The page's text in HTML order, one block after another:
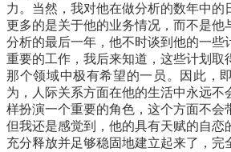
力。当然，我对他在做分析的数年中的
更多的是关于他的业务情况，而不是他
分析的最后一年，他不时谈到他的一些
重要的工作，我后来知道，这些计划取
那个领域中极有希望的一员。因此，
为，人际关系方面在他的生活中永远不
样扮演一个重要的角色，这个方面不会
但我还是感觉到，他的具有天赋的自恋
充分释放并足够稳固地建立起来了，完